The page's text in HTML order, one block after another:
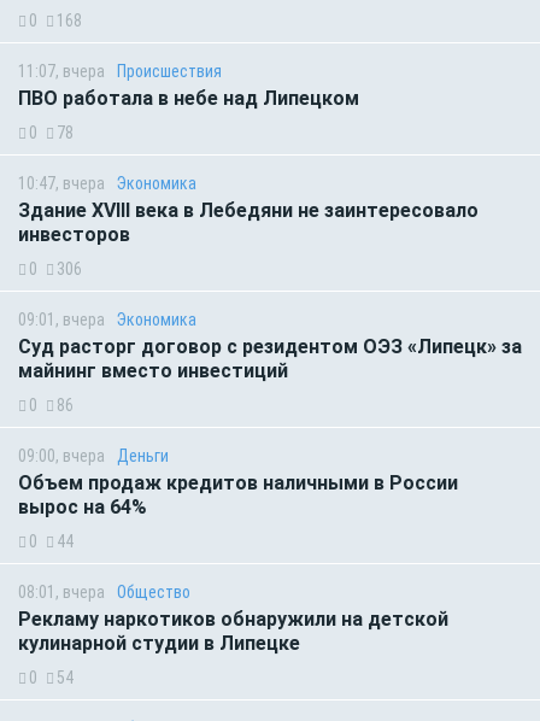
0 168
11:07, вчера Происшествия
ПВО работала в небе над Липецком
0 78
10:47, вчера Экономика
Здание XVIII века в Лебедяни не заинтересовало
инвесторов
0 306
09:01, вчера Экономика
Суд расторг договор с резидентом ОЭЗ «Липецк» за
майнинг вместо инвестиций
0 86
09:00, вчера Деньги
Объем продаж кредитов наличными в России
вырос на 64%
0 44
08:01, вчера Общество
Рекламу наркотиков обнаружили на детской
кулинарной студии в Липецке
0 54